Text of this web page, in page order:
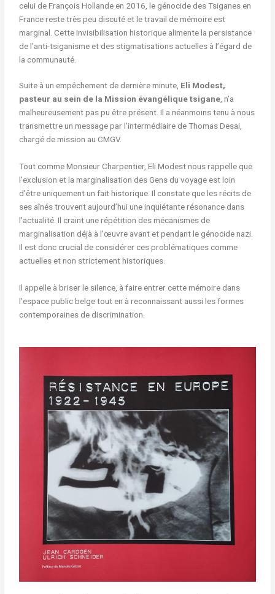
celui de François Hollande en 2016, le génocide des Tsiganes en
France reste très peu discuté et le travail de mémoire est
marginal. Cette invisibilisation historique alimente la persistance
de l’anti-tsiganisme et des stigmatisations actuelles à l’égard de
la communauté.
Suite à un empêchement de dernière minute, Eli Modest,
pasteur au sein de la Mission évangélique tsigane, n’a
malheureusement pas pu être présent. Il a néanmoins tenu à nous
transmettre un message par l’intermédiaire de Thomas Desai,
chargé de mission au CMGV.
Tout comme Monsieur Charpentier, Eli Modest nous rappelle que
l’exclusion et la marginalisation des Gens du voyage est loin
d’être uniquement un fait historique. Il constate que les récits de
ses aînés trouvent aujourd’hui une inquiétante résonance dans
l’actualité. Il craint une répétition des mécanismes de
marginalisation déjà à l’œuvre avant et pendant le génocide nazi.
Il est donc crucial de considérer ces problématiques comme
actuelles et non strictement historiques.
Il appelle à briser le silence, à faire entrer cette mémoire dans
l’espace public belge tout en à reconnaissant aussi les formes
contemporaines de discrimination.